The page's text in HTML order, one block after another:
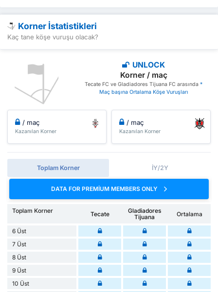
Korner İstatistikleri
Kaç tane köşe vuruşu olacak?
UNLOCK
Korner / maç
Tecate FC ve Gladiadores Tijuana FC arasında*
Maç başına Ortalama Köşe Vuruşları
/ maç
Kazanılan Korner
/ maç
Kazanılan Korner
Toplam Korner İY/2Y
DATA FOR PREMIUM MEMBERS ONLY
Toplam Korner Tecate
Gladiadores
Tijuana
Ortalama
6 Üst
7 Üst
8 Üst
9 Üst
10 Üst